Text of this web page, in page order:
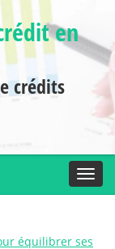
en
crédits
équilibrer ses